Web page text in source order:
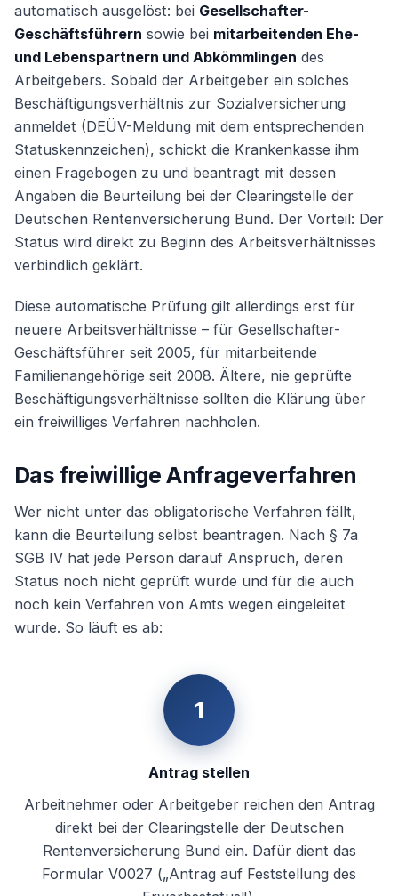
automatisch ausgelöst: bei Gesellschafter-
Geschäftsführern sowie bei mitarbeitenden Ehe-
und Lebenspartnern und Abkömmlingen des
Arbeitgebers. Sobald der Arbeitgeber ein solches
Beschäftigungsverhältnis zur Sozialversicherung
anmeldet (DEÜV-Meldung mit dem entsprechenden
Statuskennzeichen), schickt die Krankenkasse ihm
einen Fragebogen zu und beantragt mit dessen
Angaben die Beurteilung bei der Clearingstelle der
Deutschen Rentenversicherung Bund. Der Vorteil: Der
Status wird direkt zu Beginn des Arbeitsverhältnisses
verbindlich geklärt.
Diese automatische Prüfung gilt allerdings erst für
neuere Arbeitsverhältnisse – für Gesellschafter-
Geschäftsführer seit 2005, für mitarbeitende
Familienangehörige seit 2008. Ältere, nie geprüfte
Beschäftigungsverhältnisse sollten die Klärung über
ein freiwilliges Verfahren nachholen.
Das freiwillige Anfrageverfahren
Wer nicht unter das obligatorische Verfahren fällt,
kann die Beurteilung selbst beantragen. Nach § 7a
SGB IV hat jede Person darauf Anspruch, deren
Status noch nicht geprüft wurde und für die auch
noch kein Verfahren von Amts wegen eingeleitet
wurde. So läuft es ab:
1
Antrag stellen
Arbeitnehmer oder Arbeitgeber reichen den Antrag
direkt bei der Clearingstelle der Deutschen
Rentenversicherung Bund ein. Dafür dient das
Formular V0027 („Antrag auf Feststellung des